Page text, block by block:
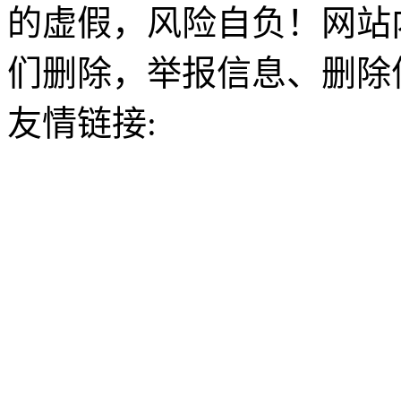
的虚假，风险自负！网
们删除，举报信息、删
友情链接: